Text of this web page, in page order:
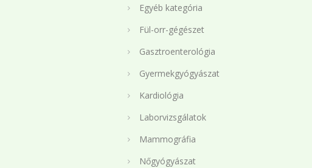
Egyéb kategória
Fül-orr-gégészet
Gasztroenterológia
Gyermekgyógyászat
Kardiológia
Laborvizsgálatok
Mammográfia
Nőgyógyászat